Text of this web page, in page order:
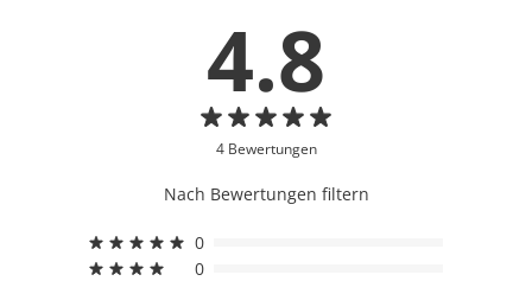
4.8
4 Bewertungen
Nach Bewertungen filtern
0
0